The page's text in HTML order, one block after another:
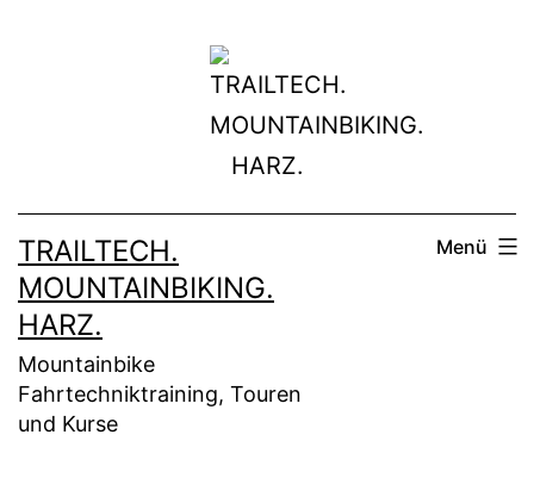
TRAILTECH.
MOUNTAINBIKING.
HARZ.
Mountainbike
Fahrtechniktraining, Touren
und Kurse
Menü